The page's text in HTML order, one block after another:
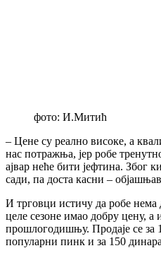
фото: И.Митић
– Цене су реално високе, а
нас потражња, јер робе
ајвар неће бити јефтина. Због
сади, па доста касни –
И трговци истичу да робе нема
целе сезоне имао добру цену, а
прошлогодишњу. Продаје се за
популарни пинк и за 150